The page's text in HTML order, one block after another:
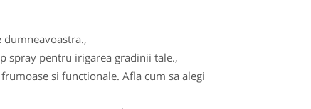
spray pentru irigarea gradinii tale.,
si functionale. Afla cum sa alegi